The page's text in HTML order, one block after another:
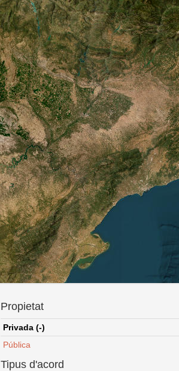
Propietat
Privada (-)
Pública
Tipus d'acord